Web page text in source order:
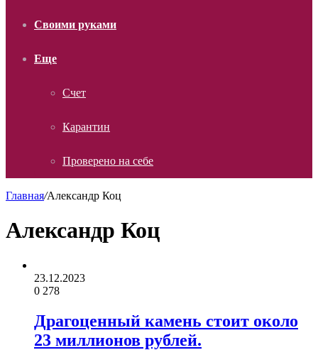
Своими руками
Еще
Счет
Карантин
Проверено на себе
Главная/Александр Коц
Александр Коц
23.12.2023
0 278
Драгоценный камень стоит около
23 миллионов рублей.